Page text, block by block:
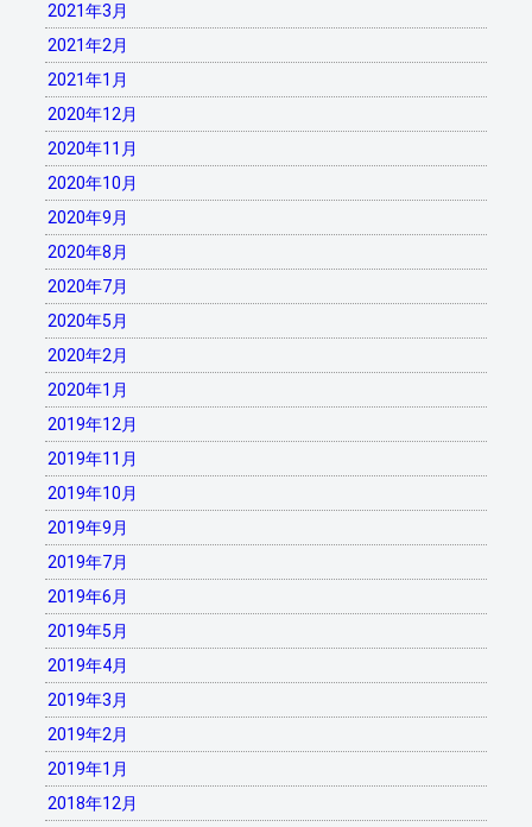
2021年3月
2021年2月
2021年1月
2020年12月
2020年11月
2020年10月
2020年9月
2020年8月
2020年7月
2020年5月
2020年2月
2020年1月
2019年12月
2019年11月
2019年10月
2019年9月
2019年7月
2019年6月
2019年5月
2019年4月
2019年3月
2019年2月
2019年1月
2018年12月